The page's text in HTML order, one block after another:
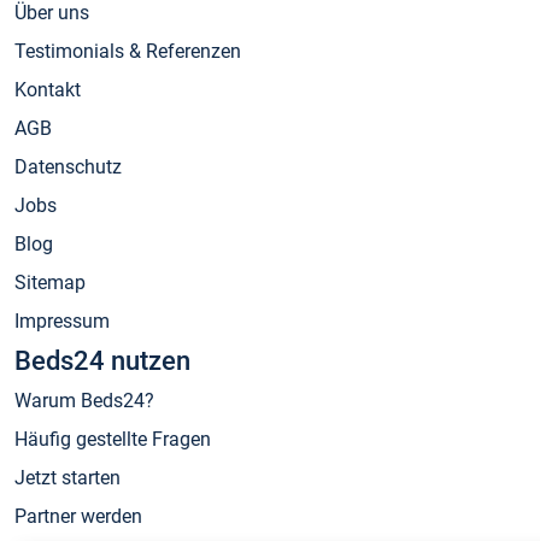
Über uns
Testimonials & Referenzen
Kontakt
AGB
Datenschutz
Jobs
Blog
Sitemap
Impressum
Beds24 nutzen
Warum Beds24?
Häufig gestellte Fragen
Jetzt starten
Partner werden